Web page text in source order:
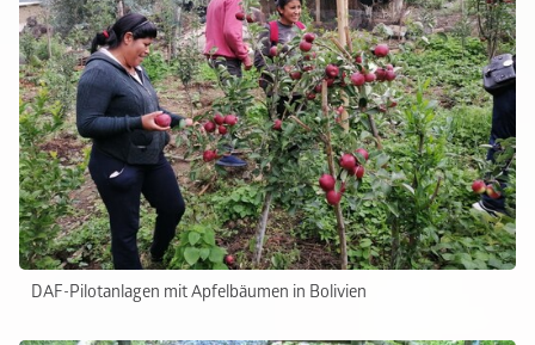
DAF-Pilotanlagen mit Apfelbäumen in Bolivien